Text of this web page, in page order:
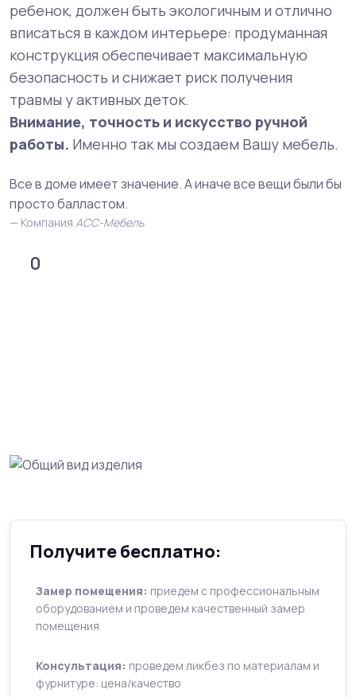
ребенок, должен быть экологичным и отлично
вписаться в каждом интерьере: продуманная
конструкция обеспечивает максимальную
безопасность и снижает риск получения
травмы у активных деток.
Внимание, точность и искусство ручной
работы. Именно так мы создаем Вашу мебель.
Все в доме имеет значение. А иначе все вещи были бы
просто балластом.
Компания АСС-Мебель
0
Получите бесплатно:
Замер помещения: приедем с профессиональным
оборудованием и проведем качественный замер
помещения
Консультация: проведем ликбез по материалам и
фурнитуре: цена/качество